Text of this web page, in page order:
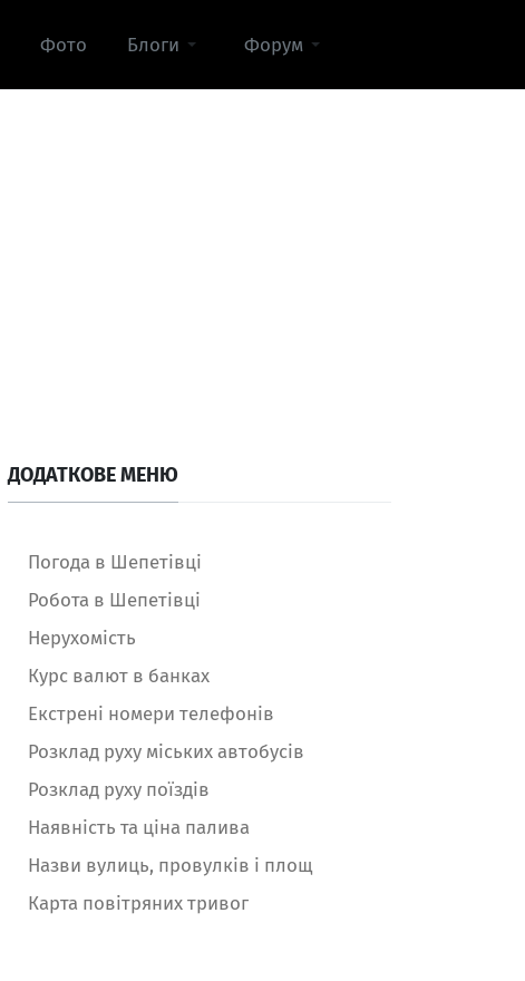
Фото Блоги Форум
ДОДАТКОВЕ МЕНЮ
Погода в Шепетівці
Робота в Шепетівці
Нерухомість
Курс валют в банках
Екстрені номери телефонів
Розклад руху міських автобусів
Розклад руху поїздів
Наявність та ціна палива
Назви вулиць, провулків і площ
Карта повітряних тривог